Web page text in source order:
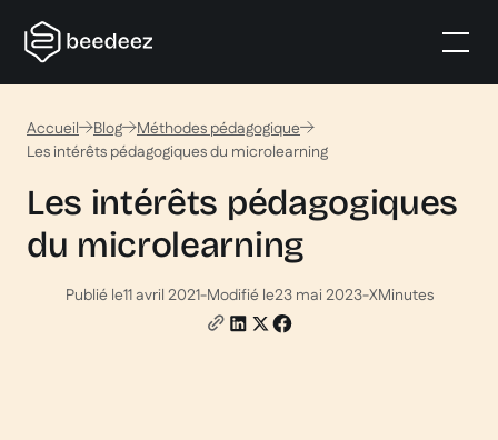
Accueil Blog
Méthodes pédagogique
Les intérêts pédagogiques du microlearning
Les intérêts pédagogiques
du microlearning
Publié le11 avril 2021-Modifié le23 mai 2023-XMinutes